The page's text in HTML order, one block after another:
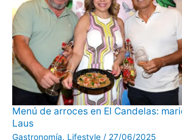
Menú de arroces en El Candelas:
Laus
Gastronomía, Lifestyle / 27/06/2025
Menú
de